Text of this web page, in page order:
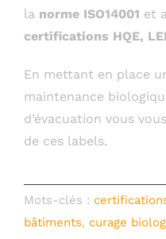
la norme ISO14001 et
certifications HQE,
En mettant en place
maintenance
d’évacuation vous
de ces labels.
Mots-clés :
bâtiments, curage